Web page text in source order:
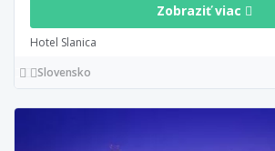
Zobraziť viac
Hotel Slanica
Slovensko